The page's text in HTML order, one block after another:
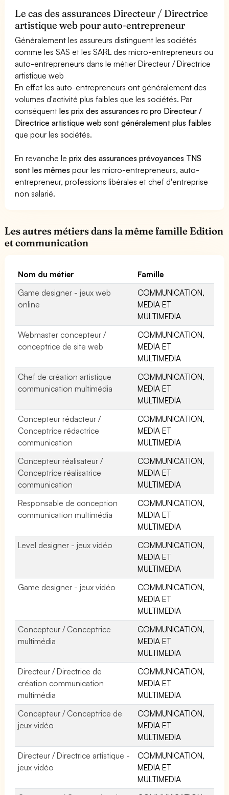
Le cas des assurances Directeur / Directrice
artistique web pour auto-entrepreneur
Généralement les assureurs distinguent les sociétés
comme les SAS et les SARL des micro-entrepreneurs ou
auto-entrepreneurs dans le métier Directeur / Directrice
artistique web
En effet les auto-entrepreneurs ont généralement des
volumes d'activité plus faibles que les sociétés. Par
conséquentles prix des assurances rc pro Directeur /
Directrice artistique web sont généralement plus faibles
que pour les sociétés.
En revanche leprix des assurances prévoyances TNS
sont les mêmes pour les micro-entrepreneurs, auto-
entrepreneur, professions libérales et chef d'entreprise
non salarié.
Les autres métiers dans la même famille Edition
et communication
Nom du métier
Famille
Game designer - jeux web
online
COMMUNICATION,
MEDIA ET
MULTIMEDIA
Webmaster concepteur /
conceptrice de site web
COMMUNICATION,
MEDIA ET
MULTIMEDIA
Chef de création artistique
communication multimédia
COMMUNICATION,
MEDIA ET
MULTIMEDIA
Concepteur rédacteur /
Conceptrice rédactrice
communication
COMMUNICATION,
MEDIA ET
MULTIMEDIA
Concepteur réalisateur /
Conceptrice réalisatrice
communication
COMMUNICATION,
MEDIA ET
MULTIMEDIA
Responsable de conception
communication multimédia
COMMUNICATION,
MEDIA ET
MULTIMEDIA
Level designer - jeux vidéo
COMMUNICATION,
MEDIA ET
MULTIMEDIA
Game designer - jeux vidéo
COMMUNICATION,
MEDIA ET
MULTIMEDIA
Concepteur / Conceptrice
multimédia
COMMUNICATION,
MEDIA ET
MULTIMEDIA
Directeur / Directrice de
création communication
multimédia
COMMUNICATION,
MEDIA ET
MULTIMEDIA
Concepteur / Conceptrice de
jeux vidéo
COMMUNICATION,
MEDIA ET
MULTIMEDIA
Directeur / Directrice artistique -
jeux vidéo
COMMUNICATION,
MEDIA ET
MULTIMEDIA